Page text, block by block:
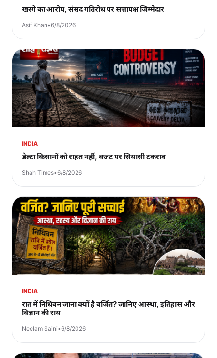
खरगे का आरोप, संसद गतिरोध पर सत्तापक्ष जिम्मेदार
Asif Khan•6/8/2026
INDIA
डेल्टा किसानों को राहत नहीं, बजट पर सियासी टकराव
Shah Times•6/8/2026
INDIA
रात में निधिवन जाना क्यों है वर्जित? जानिए आस्था, इतिहास और
विज्ञान की राय
Neelam Saini•6/8/2026